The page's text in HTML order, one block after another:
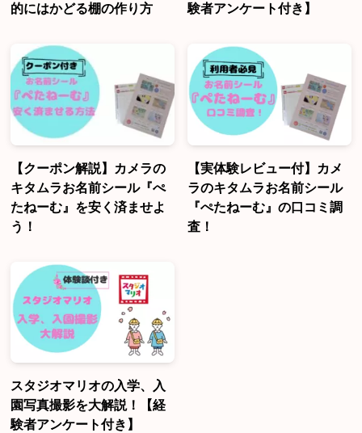
的にはかどる棚の作り方
験者アンケート付き】
【クーポン解説】カメラの
キタムラお名前シール『ぺ
たねーむ』を安く済ませよ
う！
【実体験レビュー付】カメ
ラのキタムラお名前シール
『ぺたねーむ』の口コミ調
査！
スタジオマリオの入学、入
園写真撮影を大解説！【経
験者アンケート付き】